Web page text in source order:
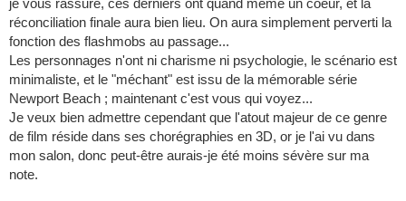
je vous rassure, ces derniers ont quand même un coeur, et la
réconciliation finale aura bien lieu. On aura simplement perverti la
fonction des flashmobs au passage...
Les personnages n'ont ni charisme ni psychologie, le scénario est
minimaliste, et le "méchant" est issu de la mémorable série
Newport Beach ; maintenant c'est vous qui voyez...
Je veux bien admettre cependant que l'atout majeur de ce genre
de film réside dans ses chorégraphies en 3D, or je l'ai vu dans
mon salon, donc peut-être aurais-je été moins sévère sur ma
note.